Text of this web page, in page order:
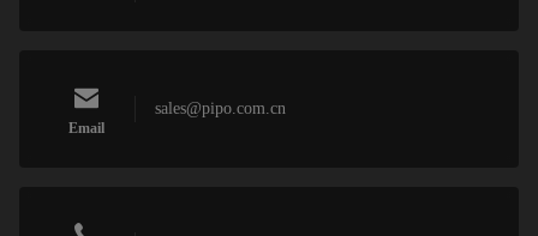
Email
sales@pipo.com.cn